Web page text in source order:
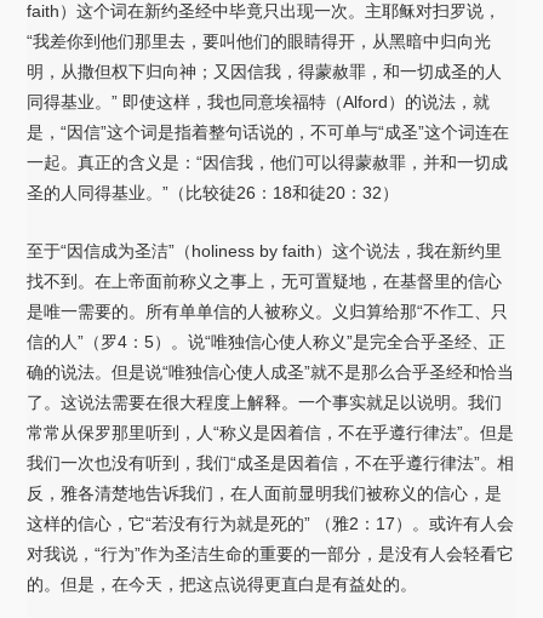
faith）这个词在新约圣经中毕竟只出现一次。主耶稣对扫罗说，
“我差你到他们那里去，要叫他们的眼睛得开，从黑暗中归向光
明，从撒但权下归向神；又因信我，得蒙赦罪，和一切成圣的人
同得基业。” 即使这样，我也同意埃福特（Alford）的说法，就
是，“因信”这个词是指着整句话说的，不可单与“成圣”这个词连在
一起。真正的含义是：“因信我，他们可以得蒙赦罪，并和一切成
圣的人同得基业。”（比较徒26：18和徒20：32）
至于“因信成为圣洁”（holiness by faith）这个说法，我在新约里
找不到。在上帝面前称义之事上，无可置疑地，在基督里的信心
是唯一需要的。所有单单信的人被称义。义归算给那“不作工、只
信的人”（罗4：5）。说“唯独信心使人称义”是完全合乎圣经、正
确的说法。但是说“唯独信心使人成圣”就不是那么合乎圣经和恰当
了。这说法需要在很大程度上解释。一个事实就足以说明。我们
常常从保罗那里听到，人“称义是因着信，不在乎遵行律法”。但是
我们一次也没有听到，我们“成圣是因着信，不在乎遵行律法”。相
反，雅各清楚地告诉我们，在人面前显明我们被称义的信心，是
这样的信心，它“若没有行为就是死的” （雅2：17）。或许有人会
对我说，“行为”作为圣洁生命的重要的一部分，是没有人会轻看它
的。但是，在今天，把这点说得更直白是有益处的。